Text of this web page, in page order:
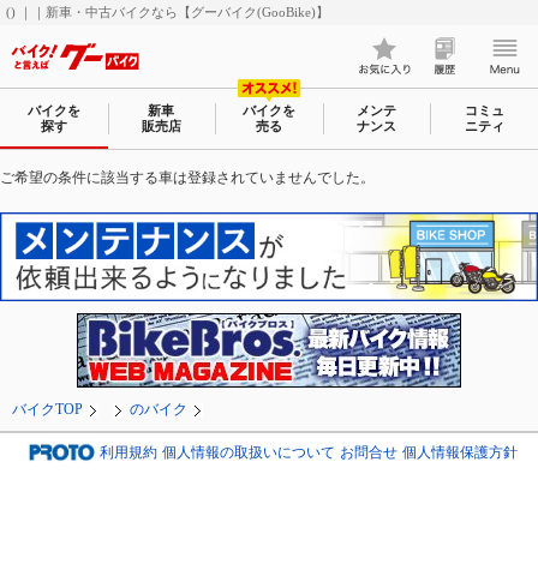
() ｜｜新車・中古バイクなら【グーバイク(GooBike)】
バイクを
探す
新車
販売店
バイクを
売る
メンテ
ナンス
コミュ
ニティ
ご希望の条件に該当する車は登録されていませんでした。
バイクTOP のバイク
利用規約 個人情報の取扱いについて お問合せ 個人情報保護方針